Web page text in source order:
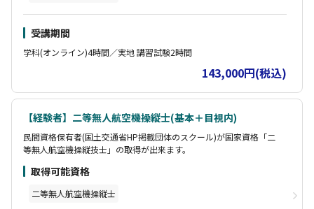
受講期間
学科(オンライン)4時間／実地 講習試験2時間
143,000円(税込)
【経験者】二等無人航空機操縦士(基本＋目視内)
民間資格保有者(国土交通省HP掲載団体のスクール)が国家資格「二
等無人航空機操縦技士」の取得が出来ます。
取得可能資格
二等無人航空機操縦士